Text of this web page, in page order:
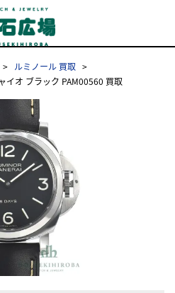
ルミノール 買取
イオ ブラック PAM00560 買取